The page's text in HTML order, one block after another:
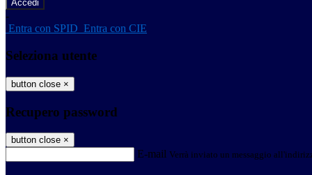
-
Entra con SPID Entra con CIE
Seleziona utente
button close ×
Recupero password
button close ×
E-mail Verrà inviato un messaggio